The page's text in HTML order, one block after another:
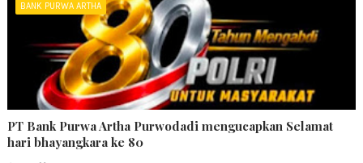
BANK PURWA ARTHA
PT Bank Purwa Artha Purwodadi mengucapkan Selamat
hari bhayangkara ke 80